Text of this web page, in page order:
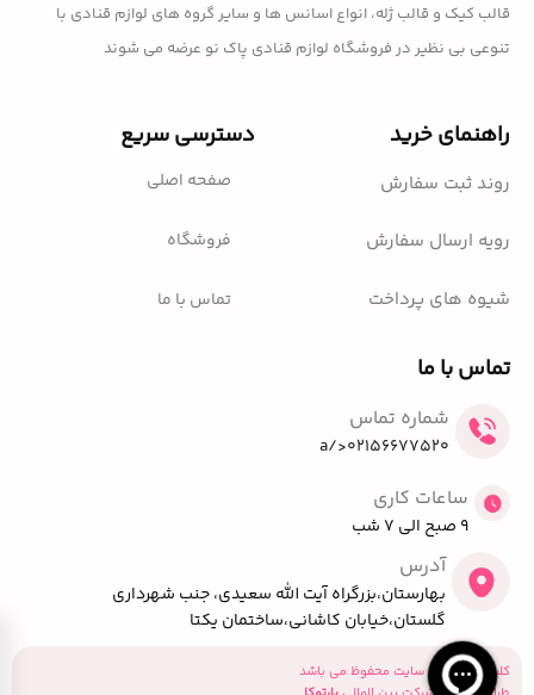
قالب کیک و قالب ژله، انواع اسانس ها و سایر گروه های لوازم قنادی با
تنوعی بی نظیر در فروشگاه لوازم قنادی پاک نو عرضه می شوند
راهنمای خرید
روند ثبت سفارش
رویه ارسال سفارش
شیوه های پرداخت
دسترسی سریع
صفحه اصلی
فروشگاه
تماس با ما
تماس با ما
شماره تماس
02156677520</a
ساعات کاری
9 صبح الی 7 شب
آدرس
بهارستان،بزرگراه آیت الله سعیدی، جنب شهرداری
گلستان،خیابان کاشانی،ساختمان یکتا
کلیه حقوق این سایت محفوظ می باشد